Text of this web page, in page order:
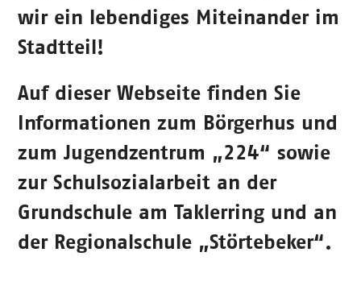
wir ein lebendiges Miteinander im
Stadtteil!
Auf dieser Webseite finden Sie
Informationen zum Börgerhus und
zum Jugendzentrum „224“ sowie
zur Schulsozialarbeit an der
Grundschule am Taklerring und an
der Regionalschule „Störtebeker“.